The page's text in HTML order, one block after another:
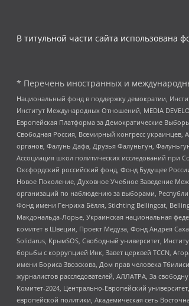
В титульной части сайта использована
* Перечень иностранных и
Национальный фонд в поддержку демократии,
Институт Международных Отношений, MEDIA
Европейская Платформа за Демократические
Свободная Россия, Всемирный конгресс украинцев,
органов, Фалунь Дафа, Друзья Фалуньгун,
Ассоциация школ политических исследований при
Оксфордский российский фонд, Фонд Будущее
Новое Поколение, Духовное Учебное Заведение
организаций по наблюдению за выборами,
Фонд имени Генриха Бёлля, Stichting Bellingcat,
Макдональда-Лорье, Украинская национальная
комитет в Швеции, Проект Медуза, Фонд Андрея
Solidarus, КрымSOS, Свободный университет,
борьбы с коррупцией Инк, Завет церквей TCCN,
имени Бориса Звозскова, Дом прав человека
журналистов расследователей, АЛЛАТРА, За
Комитет-2024, Центрально-Европейский
европейской политики, Академическая сеть